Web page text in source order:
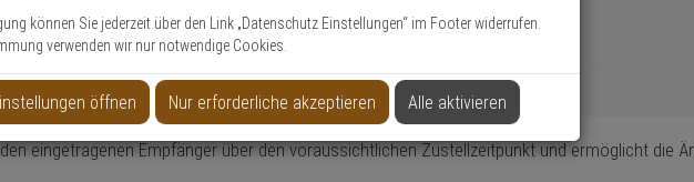
eingetragenen Empfänger über den voraussichtlichen Zustellzeitpunkt und ermöglicht die
können Sie jederzeit über den Link „Datenschutz Einstellungen“ im Footer widerrufen.
verwenden wir nur notwendige Cookies.
öffnen Nur erforderliche akzeptieren Alle aktivieren